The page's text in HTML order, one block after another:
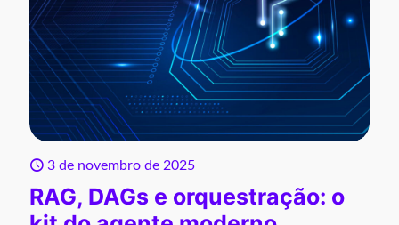
3 de novembro de 2025
RAG, DAGs e orquestração: o